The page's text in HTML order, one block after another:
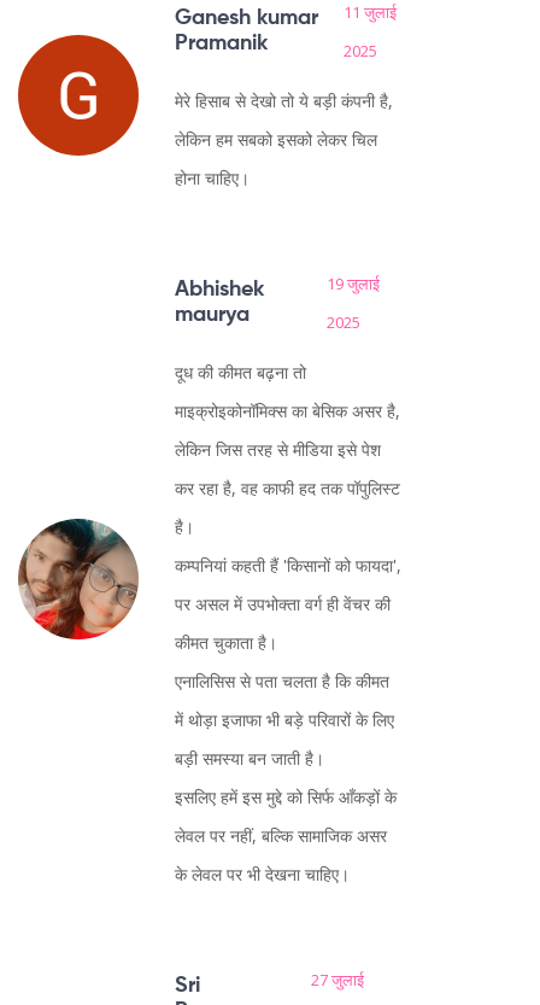
Ganesh kumar
Pramanik
11 जुलाई
2025
मेरे हिसाब से देखो तो ये बड़ी कंपनी है,
लेकिन हम सबको इसको लेकर चिल
होना चाहिए।
Abhishek
maurya
19 जुलाई
2025
दूध की कीमत बढ़ना तो
माइक्रोइकोनॉमिक्स का बेसिक असर है,
लेकिन जिस तरह से मीडिया इसे पेश
कर रहा है, वह काफी हद तक पॉपुलिस्ट
है।
कम्पनियां कहती हैं 'किसानों को फायदा',
पर असल में उपभोक्ता वर्ग ही वेंचर की
कीमत चुकाता है।
एनालिसिस से पता चलता है कि कीमत
में थोड़ा इजाफा भी बड़े परिवारों के लिए
बड़ी समस्या बन जाती है।
इसलिए हमें इस मुद्दे को सिर्फ आँकड़ों के
लेवल पर नहीं, बल्कि सामाजिक असर
के लेवल पर भी देखना चाहिए।
Sri
27 जुलाई